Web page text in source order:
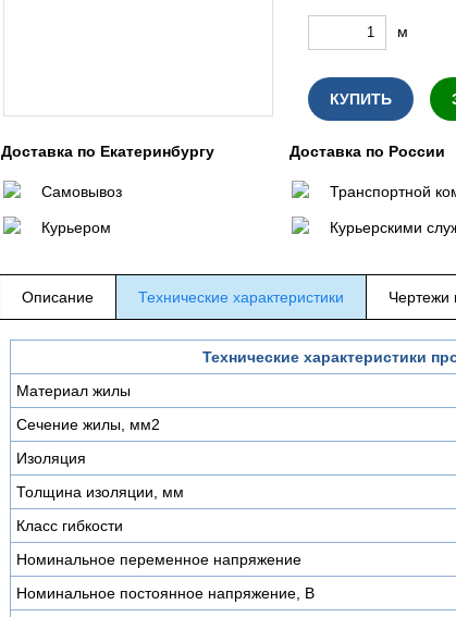
м
КУПИТЬ
Доставка по Екатеринбургу
Самовывоз
Курьером
Доставка по России
Транспортной
Курьерскими
Описание Технические характеристики
Технические характеристики
Материал жилы
Сечение жилы, мм2
Изоляция
Толщина изоляции, мм
Класс гибкости
Номинальное переменное напряжение
Номинальное постоянное напряжение, В